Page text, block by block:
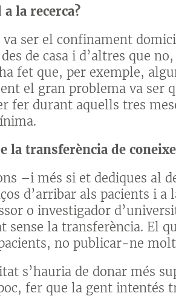
la recerca?
ser el confinament
de casa i d’altres que
fet que, per exemple,
el gran problema va ser
fer durant aquells tres
la transferència de
–i més si et dediques al
d’arribar als pacients i a
o investigador
sense la transferència. El
no publicar-ne
s’hauria de donar més
fer que la gent intentés